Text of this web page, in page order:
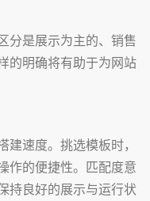
分是展示为主的、销售
的明确将有助于为网站
建速度。挑选模板时，
作的便捷性。匹配度意
持良好的展示与运行状